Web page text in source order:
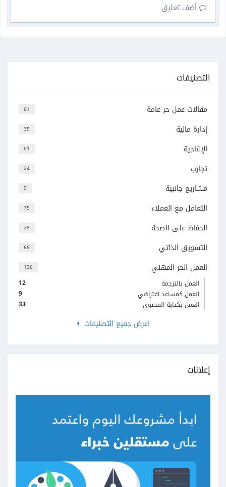
أضف تعليق
التصنيفات
61 مقالات عمل حر عامة
35 إدارة مالية
81 الإنتاجية
24 تجارب
9 مشاريع جانبية
75 التعامل مع العملاء
28 الحفاظ على الصحة
66 التسويق الذاتي
136 العمل الحر المهني
12
العمل بالترجمة
9
العمل كمساعد افتراضي
33
العمل بكتابة المحتوى
اعرض جميع التصنيفات
إعلانات